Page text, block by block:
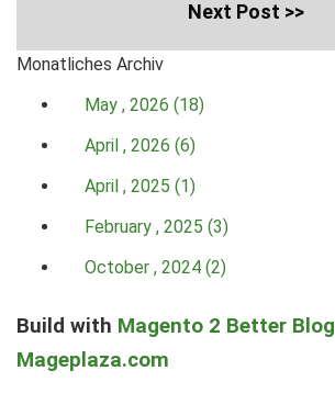
Next Post >>
Monatliches Archiv
May , 2026 (18)
April , 2026 (6)
April , 2025 (1)
February , 2025 (3)
October , 2024 (2)
Build with Magento 2 Better Blog
Mageplaza.com